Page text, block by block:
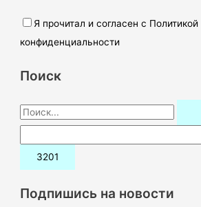
Я прочитал и согласен с Политикой
конфиденциальности
Поиск
П
о
и
:Подпишись на новости